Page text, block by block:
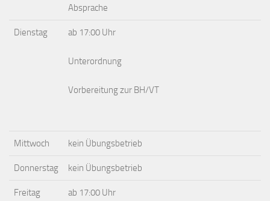
Absprache
Dienstag ab 17:00 Uhr
Unterordnung
Vorbereitung zur BH/VT
Mittwoch kein Übungsbetrieb
Donnerstag kein Übungsbetrieb
Freitag
ab 17:00 Uhr